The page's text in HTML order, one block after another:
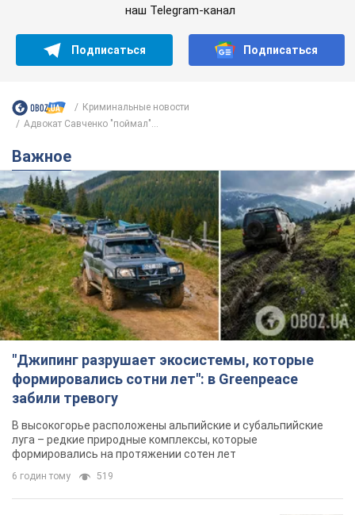
наш Telegram-канал
Подписаться Подписаться
Криминальные новости
Адвокат Савченко "поймал"...
Важное
"Джипинг разрушает экосистемы, которые
формировались сотни лет": в Greenpeace
забили тревогу
В высокогорье расположены альпийские и субальпийские
луга – редкие природные комплексы, которые
формировались на протяжении сотен лет
6 годин тому 519